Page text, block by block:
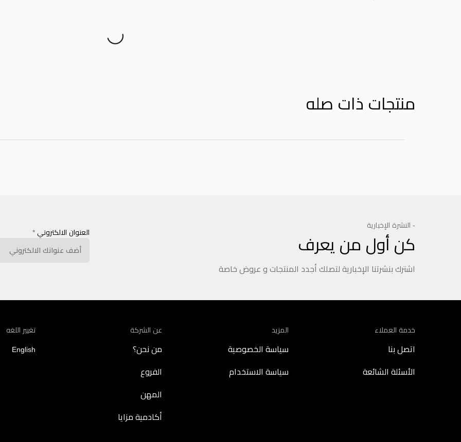
منتجات ذات صله
- النشرة الإخبارية
كن أول من يعرف
اشترك بنشرتنا الإخبارية لتصلك أجدد المنتجات و عروض خاصة
العنوان الالكتروني *
خدمة العملاء
اتصل بنا
الأسئلة الشائعة
المزيد
سياسة الخصوصية
سياسة الاستخدام
عن الشركة
من نحن؟
الفروع
المهن
أكادمية مزايا
تغيير اللغه
English